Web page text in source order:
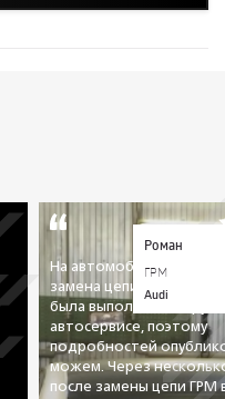
Роман
ГРМ
Audi
На автомобиле была
замена цепи ГРМ.
была выполнена в
автосервисе, поэтому
подробностей
можем. Через
после замены цепи ГРМ